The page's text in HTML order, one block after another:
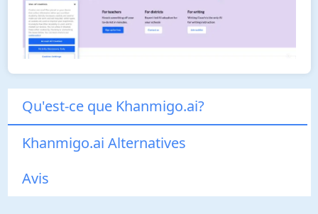
Qu'est-ce que Khanmigo.ai?
Khanmigo.ai Alternatives
Avis